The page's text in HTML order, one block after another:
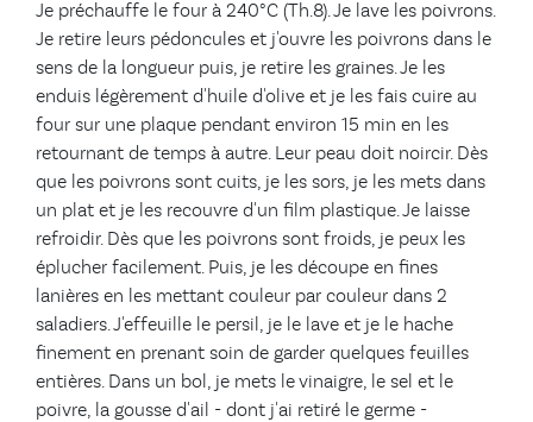
Je préchauffe le four à 240°C (Th.8). Je lave les poivrons.
Je retire leurs pédoncules et j'ouvre les poivrons dans le
sens de la longueur puis, je retire les graines. Je les
enduis légèrement d'huile d'olive et je les fais cuire au
four sur une plaque pendant environ 15 min en les
retournant de temps à autre. Leur peau doit noircir. Dès
que les poivrons sont cuits, je les sors, je les mets dans
un plat et je les recouvre d'un film plastique. Je laisse
refroidir. Dès que les poivrons sont froids, je peux les
éplucher facilement. Puis, je les découpe en fines
lanières en les mettant couleur par couleur dans 2
saladiers. J'effeuille le persil, je le lave et je le hache
finement en prenant soin de garder quelques feuilles
entières. Dans un bol, je mets le vinaigre, le sel et le
poivre, la gousse d'ail - dont j'ai retiré le germe -